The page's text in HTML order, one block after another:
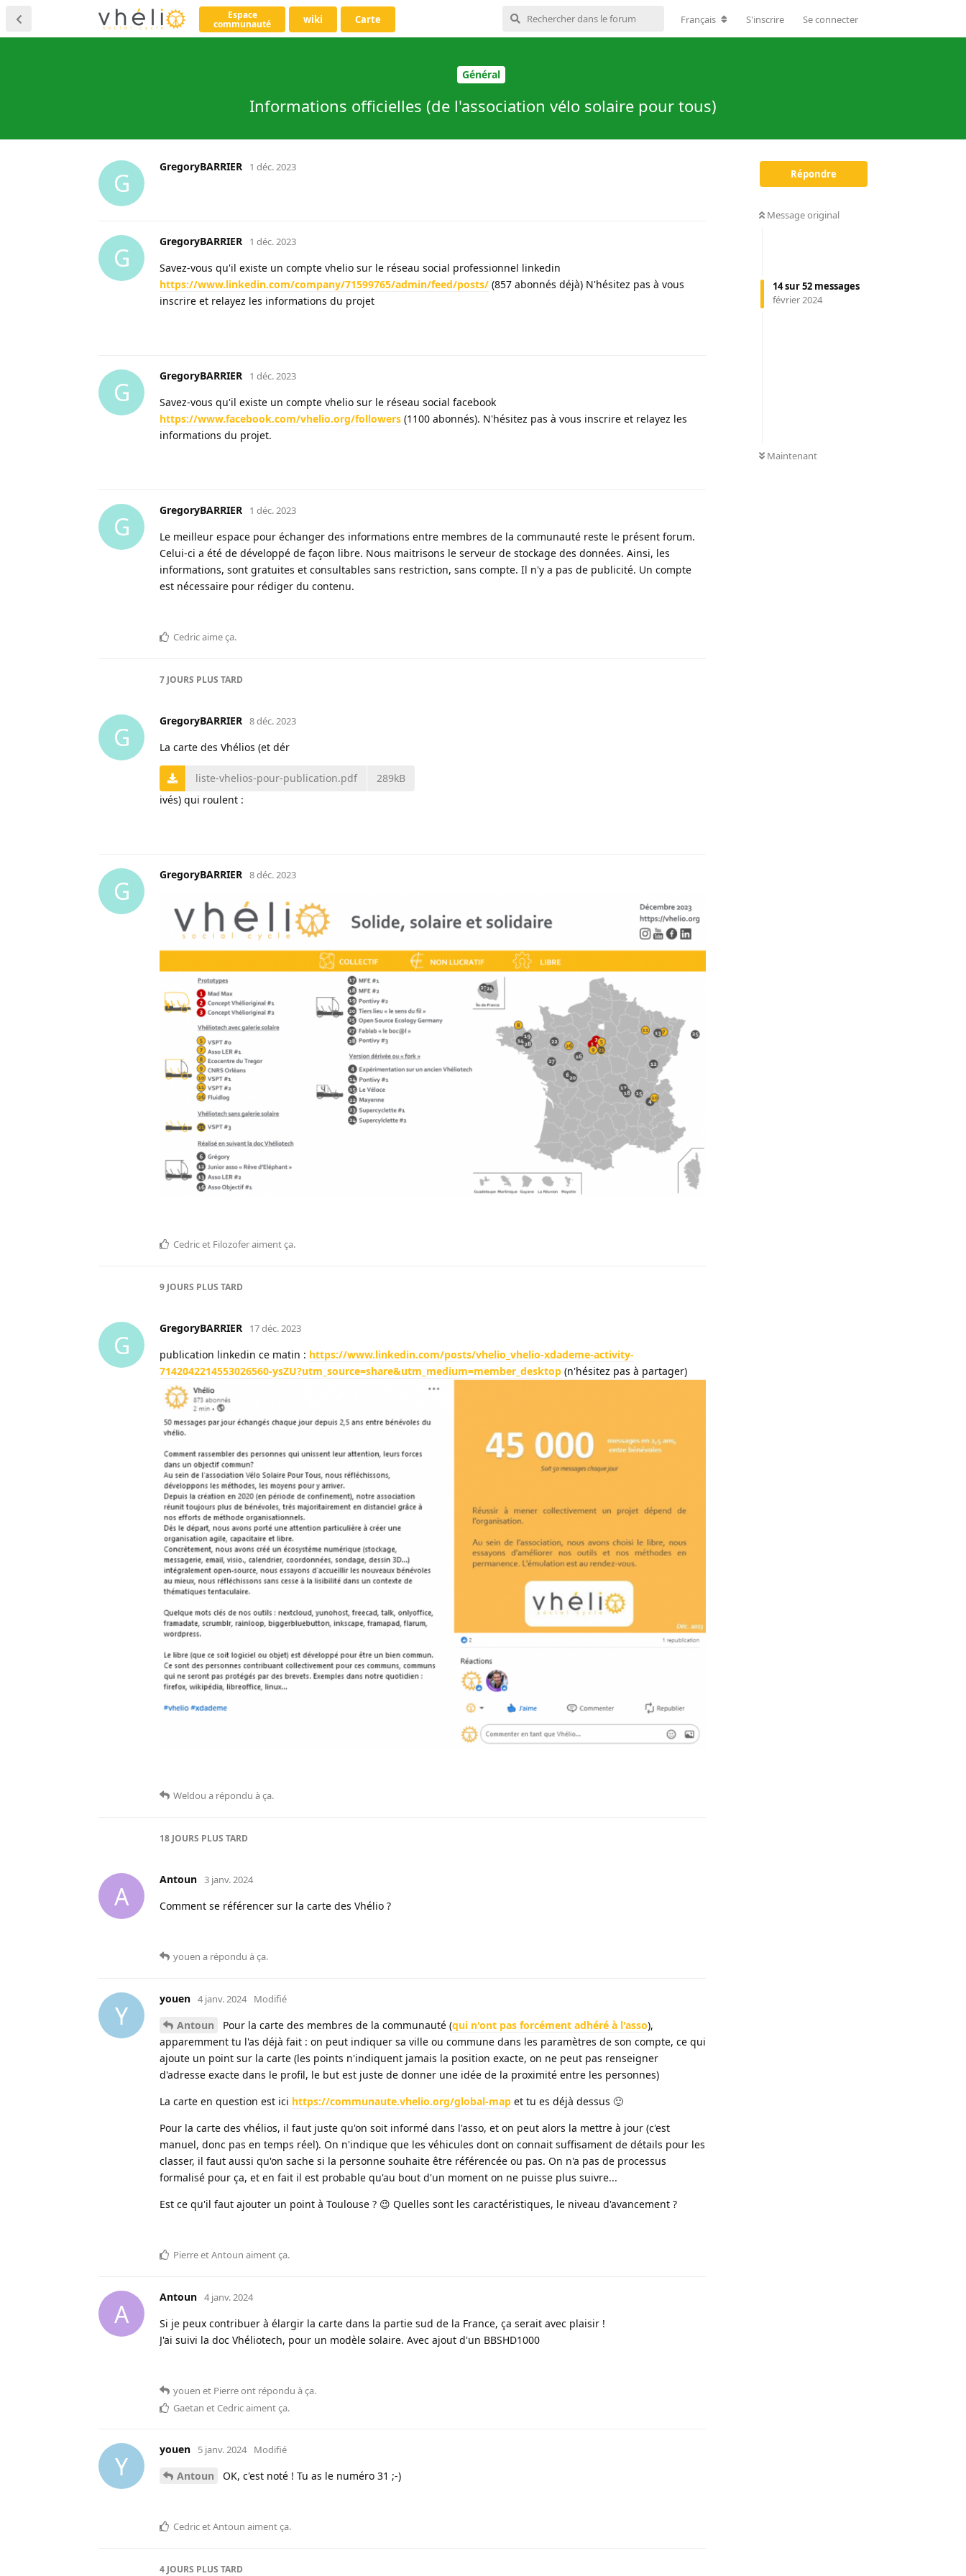
Espace
communauté wiki Carte Français S'inscrire Se connecter
Général
Informations officielles (de l'association vélo solaire pour tous)
Répondre
Message original
14sur52 messages
février 2024
Maintenant
G
GregoryBARRIER 1 déc. 2023
G
GregoryBARRIER 1 déc. 2023
Savez-vous qu'il existe un compte vhelio sur le réseau social professionnel linkedin
https://www.linkedin.com/company/71599765/admin/feed/posts/ (857 abonnés déjà) N'hésitez pas à vous
inscrire et relayez les informations du projet
G
GregoryBARRIER 1 déc. 2023
Savez-vous qu'il existe un compte vhelio sur le réseau social facebook
https://www.facebook.com/vhelio.org/followers (1100 abonnés). N'hésitez pas à vous inscrire et relayez les
informations du projet.
G
GregoryBARRIER 1 déc. 2023
Le meilleur espace pour échanger des informations entre membres de la communauté reste le présent forum.
Celui-ci a été de développé de façon libre. Nous maitrisons le serveur de stockage des données. Ainsi, les
informations, sont gratuites et consultables sans restriction, sans compte. Il n'y a pas de publicité. Un compte
est nécessaire pour rédiger du contenu.
Cedricaime ça.
7 JOURS PLUS TARD
G
GregoryBARRIER 8 déc. 2023
La carte des Vhélios (et dér
liste-vhelios-pour-publication.pdf
289kB
ivés) qui roulent :
G
GregoryBARRIER 8 déc. 2023
Cedricet Filozoferaiment ça.
9 JOURS PLUS TARD
G
GregoryBARRIER 17 déc. 2023
publication linkedin ce matin : https://www.linkedin.com/posts/vhelio_vhelio-xdademe-activity-
7142042214553026560-ysZU?utm_source=share&utm_medium=member_desktop (n'hésitez pas à partager)
Weldou a répondu à ça.
18 JOURS PLUS TARD
A
Antoun 3 janv. 2024
Comment se référencer sur la carte des Vhélio ?
youen a répondu à ça.
Y
youen 4 janv. 2024 Modifié
Antoun Pour la carte des membres de la communauté (qui n'ont pas forcément adhéré à l'asso),
apparemment tu l'as déjà fait : on peut indiquer sa ville ou commune dans les paramètres de son compte, ce qui
ajoute un point sur la carte (les points n'indiquent jamais la position exacte, on ne peut pas renseigner
d'adresse exacte dans le profil, le but est juste de donner une idée de la proximité entre les personnes)
La carte en question est ici https://communaute.vhelio.org/global-map et tu es déjà dessus 🙂
Pour la carte des vhélios, il faut juste qu'on soit informé dans l'asso, et on peut alors la mettre à jour (c'est
manuel, donc pas en temps réel). On n'indique que les véhicules dont on connait suffisament de détails pour les
classer, il faut aussi qu'on sache si la personne souhaite être référencée ou pas. On n'a pas de processus
formalisé pour ça, et en fait il est probable qu'au bout d'un moment on ne puisse plus suivre...
Est ce qu'il faut ajouter un point à Toulouse ? 😉 Quelles sont les caractéristiques, le niveau d'avancement ?
PierreetAntoun aiment ça.
A
Antoun 4 janv. 2024
Si je peux contribuer à élargir la carte dans la partie sud de la France, ça serait avec plaisir !
J'ai suivi la doc Vhéliotech, pour un modèle solaire. Avec ajout d'un BBSHD1000
youen et Pierreont répondu à ça.
Gaetan et Cedricaiment ça.
Y
youen 5 janv. 2024 Modifié
Antoun OK, c'est noté ! Tu as le numéro 31 ;-)
CedricetAntoun aiment ça.
4 JOURS PLUS TARD